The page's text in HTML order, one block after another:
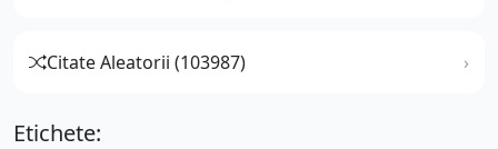
Citate Aleatorii (103987)
Etichete: